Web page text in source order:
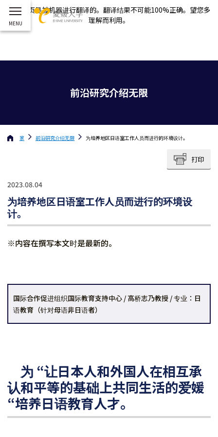
这个网页是被机器进行翻译的。翻译结果不可能100%正确。望您多
理解而利用。
前沿研究介绍无限
家 前沿研究介绍无限 为培养地区日语室工作人员而进行的环境设计。
打印
2023.08.04
为培养地区日语室工作人员而进行的环境设
计。
※内容在撰写本文时是最新的。
国际合作促进组织国际教育支持中心 / 高桥志乃教授 / 专业：日
语教育（针对母语非日语者）
为 “让日本人和外国人在相互承
认和平等的基础上共同生活的爱媛
“培养日语教育人才。